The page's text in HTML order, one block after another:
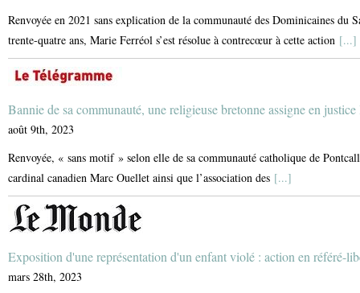
Renvoyée en 2021 sans explication de la communauté des Dominicaines
trente-quatre ans, Marie Ferréol s’est résolue à contrecœur à cette action [...]
Bannie de sa communauté, une religieuse bretonne assigne en
août 9th, 2023
Renvoyée, « sans motif » selon elle de sa communauté catholique de
cardinal canadien Marc Ouellet ainsi que l’association des [...]
Exposition d'une représentation d'un enfant violé : action en référé-
mars 28th, 2023